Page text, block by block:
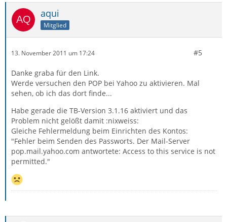
aqui
Mitglied
13. November 2011 um 17:24 #5
Danke graba für den Link.
Werde versuchen den POP bei Yahoo zu aktivieren. Mal
sehen, ob ich das dort finde...
Habe gerade die TB-Version 3.1.16 aktiviert und das
Problem nicht gelößt damit :nixweiss:
Gleiche Fehlermeldung beim Einrichten des Kontos:
"Fehler beim Senden des Passworts. Der Mail-Server
pop.mail.yahoo.com antwortete: Access to this service is not
permitted."